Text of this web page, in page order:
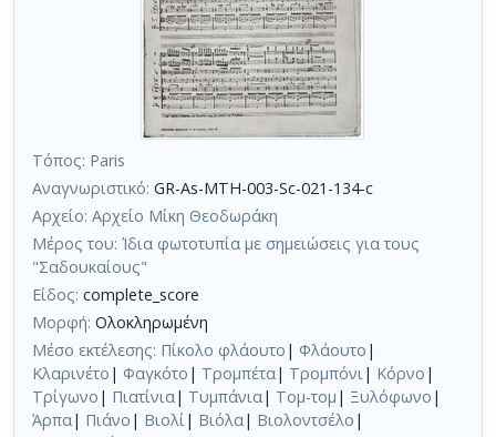
Τόπος: Paris
Αναγνωριστικό: GR-As-MTH-003-Sc-021-134-c
Αρχείο: Αρχείο Μίκη Θεοδωράκη
Μέρος του: Ίδια φωτοτυπία με σημειώσεις για τους
"Σαδουκαίους"
Είδος: complete_score
Μορφή: Ολοκληρωμένη
Μέσο εκτέλεσης: Πίκολο φλάουτο | Φλάουτο |
Κλαρινέτο | Φαγκότο | Τρομπέτα| Τρομπόνι| Κόρνο |
Τρίγωνο | Πιατίνια| Τυμπάνια| Τομ-τομ | Ξυλόφωνο |
Άρπα| Πιάνο | Βιολί| Βιόλα| Βιολοντσέλο |